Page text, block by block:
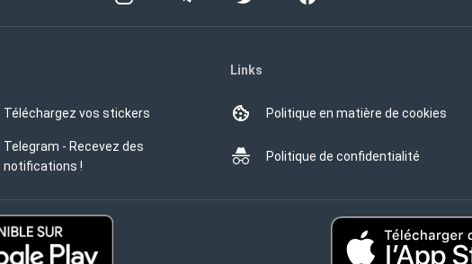
Téléchargez vos stickers
Telegram - Recevez des
notifications !
Links
Politique en matière de cookies
Politique de confidentialité